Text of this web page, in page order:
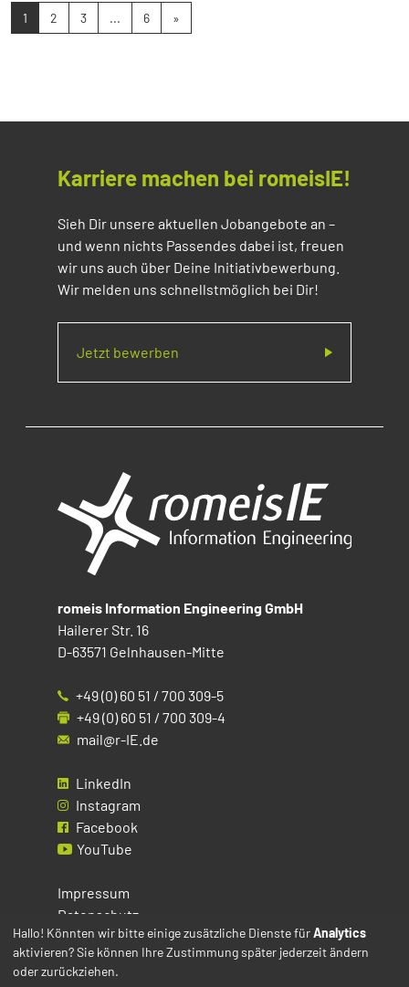
1 2 3 ... 6 »
Karriere machen bei romeisIE!
Sieh Dir unsere aktuellen Jobangebote an –
und wenn nichts Passendes dabei ist, freuen
wir uns auch über Deine Initiativbewerbung.
Wir melden uns schnellstmöglich bei Dir!
Jetzt bewerben
romeis Information Engineering GmbH
Hailerer Str. 16
D-63571 Gelnhausen-Mitte
+49 (0) 60 51 / 700 309-5
+49 (0) 60 51 / 700 309-4
mail@r-IE.de
LinkedIn
Instagram
Facebook
YouTube
Impressum
Datenschutz
Cookies
Hallo! Könnten wir bitte einige zusätzliche Dienste fürAnalytics
aktivieren? Sie können Ihre Zustimmung später jederzeit ändern
oder zurückziehen.